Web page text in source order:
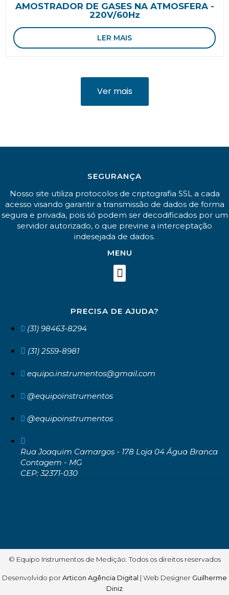
AMOSTRADOR DE GASES NA ATMOSFERA -
220V/60Hz
LER MAIS
Ver mais
SEGURANÇA
Nosso site utiliza protocolos de criptografia SSL a cada
acesso visando garantir a transmissão de dados de forma
segura e privada, pois só podem ser decodificados por um
servidor autorizado, o que previne a interceptação
indesejada de dados.
MENU
PRECISA DE AJUDA?
(31) 98463-8294
(31) 2559-8981
equipo.instrumentos@gmail.com
@equipoinstrumentos
@equipoinstrumentos
Rua Joaquim Camargos - 178 Loja 04 Água Branca
Contagem - MG
CEP: 32371-030
© Equipo Instrumentos de Medição. Todos os direitos reservados
Desenvolvido porArticon Agência Digital | Web Designer Guilherme
Diniz